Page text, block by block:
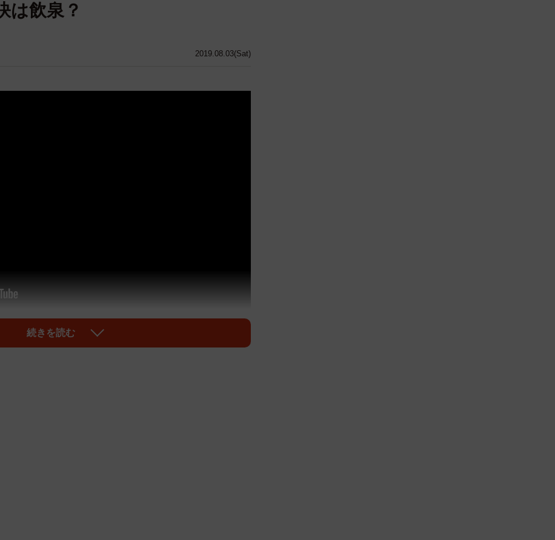
2019.08.03(Sat)
は飲泉？
後川沿いにある静かな温泉郷。一説によると「ケガを
続きを読む